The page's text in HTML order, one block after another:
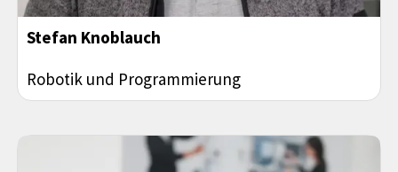
Stefan Knoblauch
Robotik und Programmierung